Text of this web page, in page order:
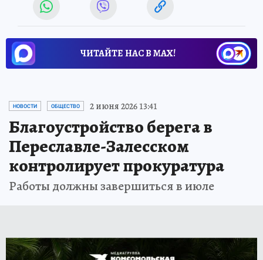
ЧИТАЙТЕ НАС В МАХ!
НОВОСТИ ОБЩЕСТВО 2 июня 2026 13:41
Благоустройство берега в
Переславле-Залесском
контролирует прокуратура
Работы должны завершиться в июле